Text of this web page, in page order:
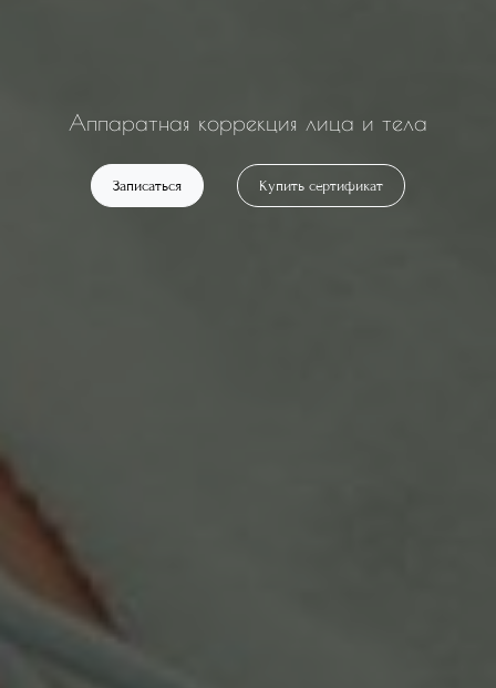
Аппаратная коррекция лица и тела
Записаться Купить сертификат